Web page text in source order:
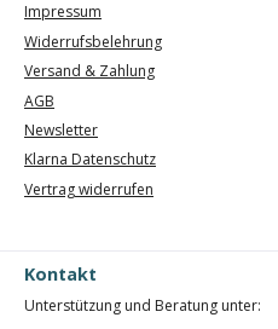
Impressum
Widerrufsbelehrung
Versand & Zahlung
AGB
Newsletter
Klarna Datenschutz
Vertrag widerrufen
Kontakt
Unterstützung und Beratung unter: